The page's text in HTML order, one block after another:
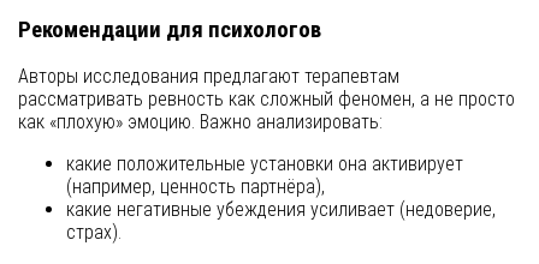
Рекомендации для психологов
Авторы исследования предлагают терапевтам
рассматривать ревность как сложный феномен, а не просто
как «плохую» эмоцию. Важно анализировать:
какие положительные установки она активирует
(например, ценность партнёра),
какие негативные убеждения усиливает (недоверие,
страх).